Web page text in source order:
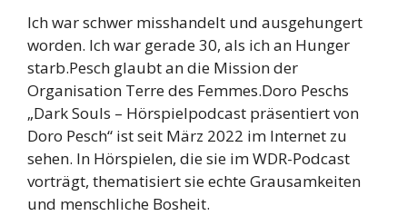
Ich war schwer misshandelt und ausgehungert
worden. Ich war gerade 30, als ich an Hunger
starb.Pesch glaubt an die Mission der
Organisation Terre des Femmes.Doro Peschs
„Dark Souls – Hörspielpodcast präsentiert von
Doro Pesch“ ist seit März 2022 im Internet zu
sehen. In Hörspielen, die sie im WDR-Podcast
vorträgt, thematisiert sie echte Grausamkeiten
und menschliche Bosheit.